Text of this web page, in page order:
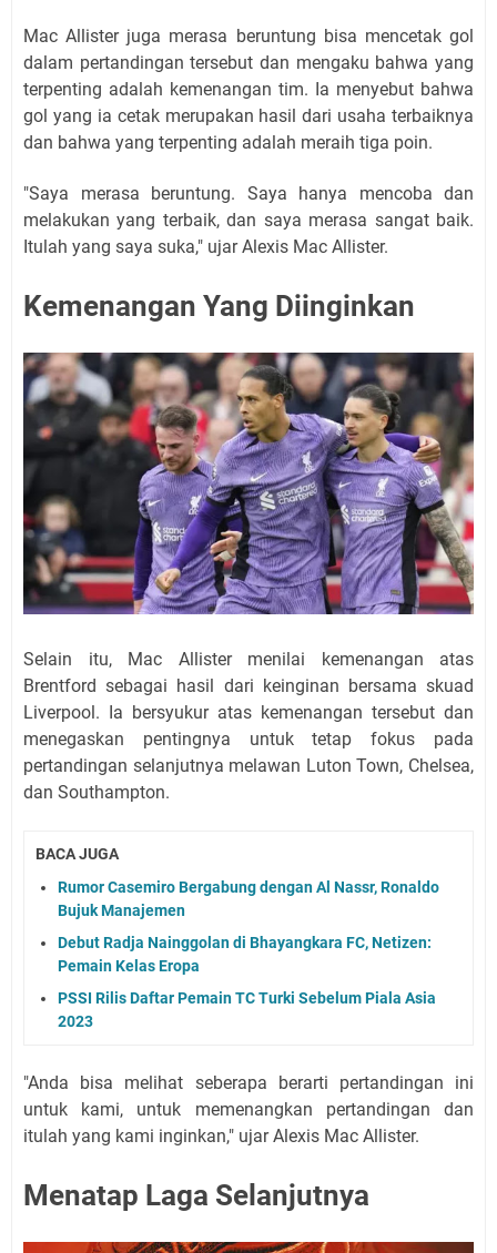
Mac Allister juga merasa beruntung bisa mencetak gol
dalam pertandingan tersebut dan mengaku bahwa yang
terpenting adalah kemenangan tim. Ia menyebut bahwa
gol yang ia cetak merupakan hasil dari usaha terbaiknya
dan bahwa yang terpenting adalah meraih tiga poin.
"Saya merasa beruntung. Saya hanya mencoba dan
melakukan yang terbaik, dan saya merasa sangat baik.
Itulah yang saya suka," ujar Alexis Mac Allister.
Kemenangan Yang Diinginkan
Selain itu, Mac Allister menilai kemenangan atas
Brentford sebagai hasil dari keinginan bersama skuad
Liverpool. Ia bersyukur atas kemenangan tersebut dan
menegaskan pentingnya untuk tetap fokus pada
pertandingan selanjutnya melawan Luton Town, Chelsea,
dan Southampton.
BACA JUGA
Rumor Casemiro Bergabung dengan Al Nassr, Ronaldo
Bujuk Manajemen
Debut Radja Nainggolan di Bhayangkara FC, Netizen:
Pemain Kelas Eropa
PSSI Rilis Daftar Pemain TC Turki Sebelum Piala Asia
2023
"Anda bisa melihat seberapa berarti pertandingan ini
untuk kami, untuk memenangkan pertandingan dan
itulah yang kami inginkan," ujar Alexis Mac Allister.
Menatap Laga Selanjutnya